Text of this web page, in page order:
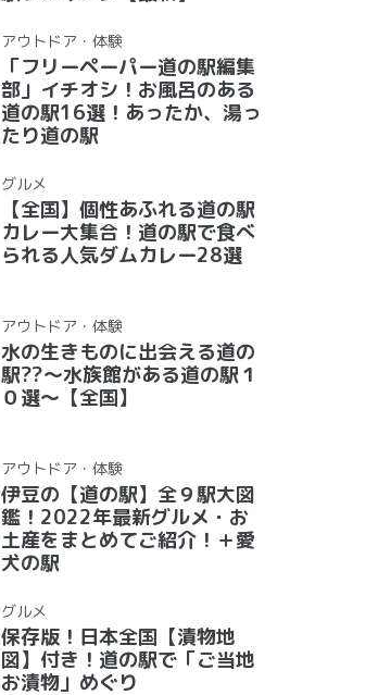
アウトドア・体験
「フリーペーパー道の駅編集
部」イチオシ！お風呂のある
道の駅16選！あったか、湯っ
たり道の駅
グルメ
【全国】個性あふれる道の駅
カレー大集合！道の駅で食べ
られる人気ダムカレー28選
アウトドア・体験
水の生きものに出会える道の
駅??〜水族館がある道の駅１
０選〜【全国】
アウトドア・体験
伊豆の【道の駅】全９駅大図
鑑！2022年最新グルメ・お
土産をまとめてご紹介！＋愛
犬の駅
グルメ
保存版！日本全国【漬物地
図】付き！道の駅で「ご当地
お漬物」めぐり